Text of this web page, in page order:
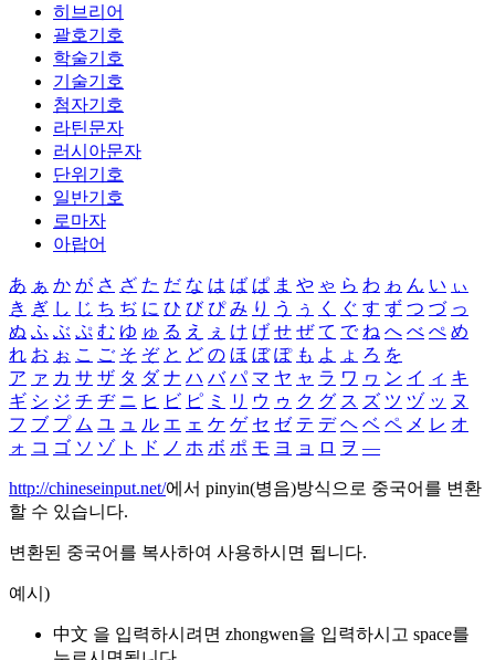
히브리어
괄호기호
학술기호
기술기호
첨자기호
라틴문자
러시아문자
단위기호
일반기호
로마자
아랍어
あ ぁ か が さ ざ た だ な は ば ぱ ま や ゃ ら わ ゎ ん い ぃ
き ぎ し じ ち ぢ に ひ び ぴ み り う ぅ く ぐ す ず つ づ っ
ぬ ふ ぶ ぷ む ゆ ゅ る え ぇ け げ せ ぜ て で ね へ べ ぺ め
れ お ぉ こ ご そ ぞ と ど の ほ ぼ ぽ も よ ょ ろ を
ア ァ カ サ ザ タ ダ ナ ハ バ パ マ ヤ ャ ラ ワ ヮ ン イ ィ キ
ギ シ ジ チ ヂ ニ ヒ ビ ピ ミ リ ウ ゥ ク グ ス ズ ツ ヅ ッ ヌ
フ ブ プ ム ユ ュ ル エ ェ ケ ゲ セ ゼ テ デ ヘ ベ ペ メ レ オ
ォ コ ゴ ソ ゾ ト ド ノ ホ ボ ポ モ ヨ ョ ロ ヲ ―
http://chineseinput.net/에서 pinyin(병음)방식으로 중국어를 변환
할 수 있습니다.
변환된 중국어를 복사하여 사용하시면 됩니다.
예시)
中文 을 입력하시려면 zhongwen을 입력하시고 space를